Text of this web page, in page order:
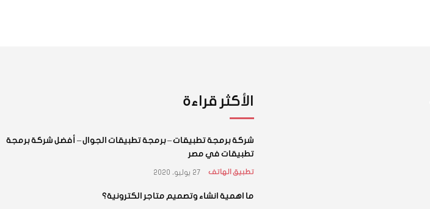
الأكثر قراءة
شركة برمجة تطبيقات – برمجة تطبيقات الجوال – أفضل شركة برمجة
تطبيقات في مصر
تطبيق الهاتف 27 يوليو، 2020
ما اهمية انشاء وتصميم متاجر الكترونية؟